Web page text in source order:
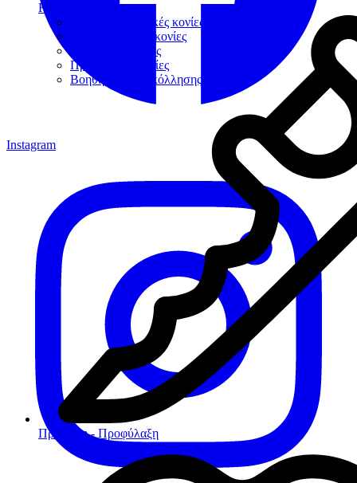
Κονίες Συγκόλλησης
Πολυκαρβοξυλικές κονίες
Υαλοϊονομερείς κονίες
Ρητινώδεις κονίες
Προσωρινές κονίες
Βοηθήματα συγκόλλησης
Πρόληψη - Προφύλαξη
Instagram